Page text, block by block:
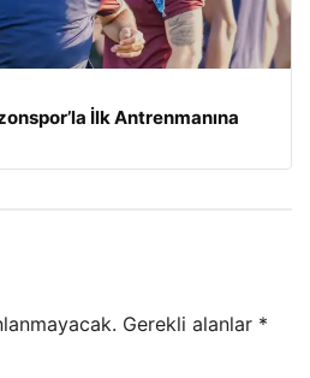
İlk Antrenmanına
Gerekli alanlar *